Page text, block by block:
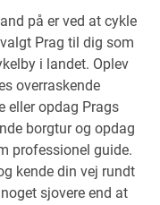
på er ved at cykle
Prag til dig som
i landet. Oplev
overraskende
eller opdag Prags
borgtur og opdag
professionel guide.
kende din vej rundt
sjovere end at